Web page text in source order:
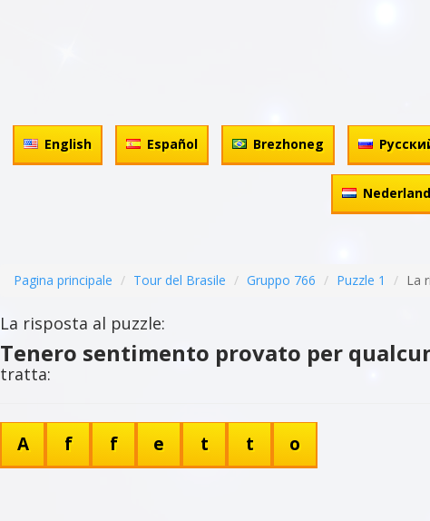
English Español Brezhoneg
Pagina principale Tour del Brasile Gruppo 766 Puzzle 1 La
La risposta al puzzle:
Tenero sentimento provato per
tratta:
A f f e t t o